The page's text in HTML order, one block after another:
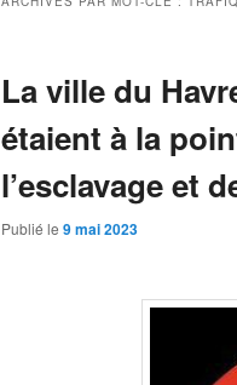
La ville du
étaient à la
l’esclavage et
Publié le 9 mai 2023